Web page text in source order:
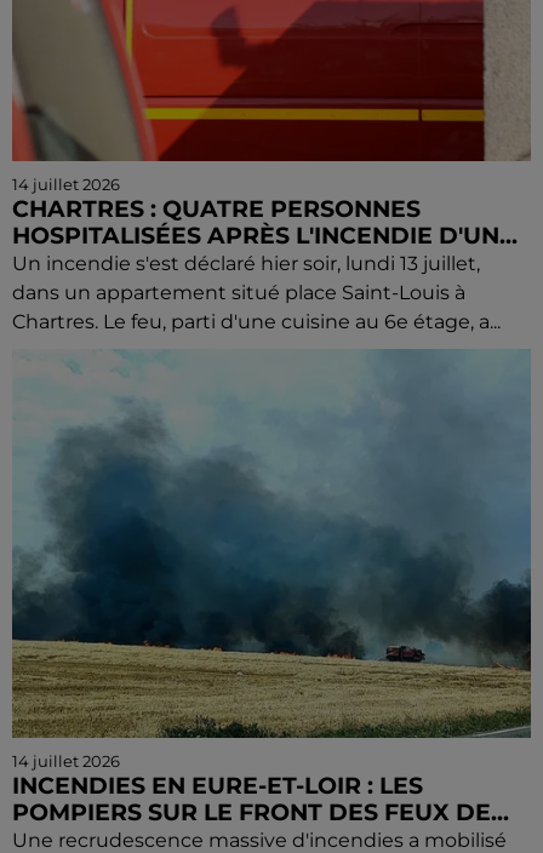
14 juillet 2026
CHARTRES : QUATRE PERSONNES
HOSPITALISÉES APRÈS L'INCENDIE D'UN...
Un incendie s'est déclaré hier soir, lundi 13 juillet,
dans un appartement situé place Saint-Louis à
Chartres. Le feu, parti d'une cuisine au 6e étage, a...
14 juillet 2026
INCENDIES EN EURE-ET-LOIR : LES
POMPIERS SUR LE FRONT DES FEUX DE...
Une recrudescence massive d'incendies a mobilisé